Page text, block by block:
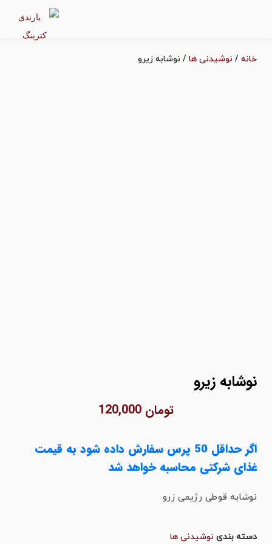
/نوشیدنی ها/ نوشابه زیرو
زیرو
تومان120,000
اگر حداقل 50 پرس سفارش داده شود به قیمت
شرکتی محاسبه خواهد شد
قوطی رژیمی زرو
بندی نوشیدنی ها